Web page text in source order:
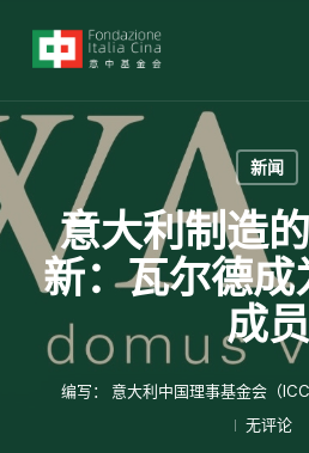
要
内
容
新闻
意大利制造
新：瓦尔德成
成员
编写： 意大利中国理事基金会（
无评论